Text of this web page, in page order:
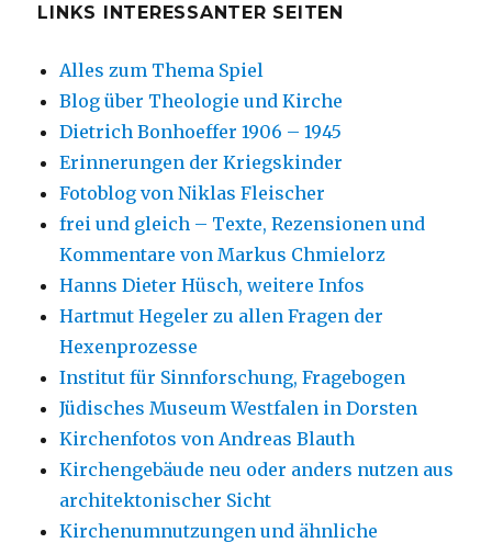
LINKS INTERESSANTER SEITEN
Alles zum Thema Spiel
Blog über Theologie und Kirche
Dietrich Bonhoeffer 1906 – 1945
Erinnerungen der Kriegskinder
Fotoblog von Niklas Fleischer
frei und gleich – Texte, Rezensionen und
Kommentare von Markus Chmielorz
Hanns Dieter Hüsch, weitere Infos
Hartmut Hegeler zu allen Fragen der
Hexenprozesse
Institut für Sinnforschung, Fragebogen
Jüdisches Museum Westfalen in Dorsten
Kirchenfotos von Andreas Blauth
Kirchengebäude neu oder anders nutzen aus
architektonischer Sicht
Kirchenumnutzungen und ähnliche